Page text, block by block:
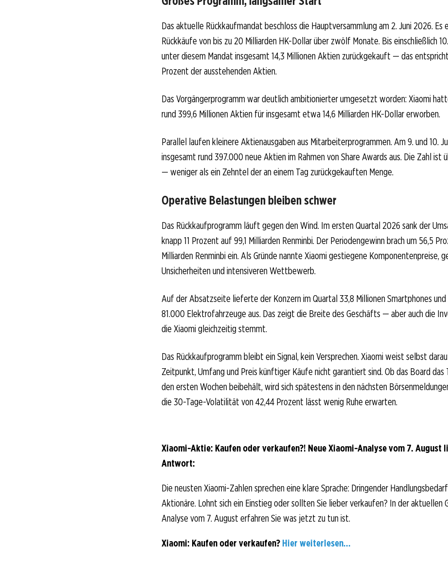
Das aktuelle Rückkaufmandat beschloss die Hauptversammlung am 2. Juni 2026. Es
Rückkäufe von bis zu 20 Milliarden HK-Dollar über zwölf Monate. Bis einschließlich
unter diesem Mandat insgesamt 14,3 Millionen Aktien zurückgekauft — das
Prozent der ausstehenden Aktien.
Das Vorgängerprogramm war deutlich ambitionierter umgesetzt worden: Xiaomi
rund 399,6 Millionen Aktien für insgesamt etwa 14,6 Milliarden HK-Dollar erworben.
Parallel laufen kleinere Aktienausgaben aus Mitarbeiterprogrammen. Am 9. und 10.
insgesamt rund 397.000 neue Aktien im Rahmen von Share Awards aus. Die Zahl ist
— weniger als ein Zehntel der an einem Tag zurückgekauften Menge.
Operative Belastungen bleiben schwer
Das Rückkaufprogramm läuft gegen den Wind. Im ersten Quartal 2026 sank der
knapp 11 Prozent auf 99,1 Milliarden Renminbi. Der Periodengewinn brach um 56,5
Milliarden Renminbi ein. Als Gründe nannte Xiaomi gestiegene Komponentenpreise,
Unsicherheiten und intensiveren Wettbewerb.
Auf der Absatzseite lieferte der Konzern im Quartal 33,8 Millionen Smartphones und
81.000 Elektrofahrzeuge aus. Das zeigt die Breite des Geschäfts — aber auch die
die Xiaomi gleichzeitig stemmt.
Das Rückkaufprogramm bleibt ein Signal, kein Versprechen. Xiaomi weist selbst
Zeitpunkt, Umfang und Preis künftiger Käufe nicht garantiert sind. Ob das Board das
den ersten Wochen beibehält, wird sich spätestens in den nächsten
die 30-Tage-Volatilität von 42,44 Prozent lässt wenig Ruhe erwarten.
Xiaomi-Aktie: Kaufen oder verkaufen?! Neue Xiaomi-Analyse vom 7. August
Antwort:
Die neusten Xiaomi-Zahlen sprechen eine klare Sprache: Dringender
Aktionäre. Lohnt sich ein Einstieg oder sollten Sie lieber verkaufen? In der aktuellen
Analyse vom 7. August erfahren Sie was jetzt zu tun ist.
Xiaomi: Kaufen oder verkaufen? Hier weiterlesen...